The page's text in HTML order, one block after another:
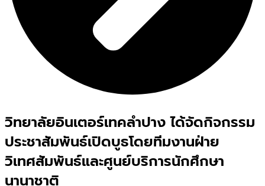
วิทยาลัยอินเตอร์เทคลำปาง ได้จัดกิจกรรม
ประชาสัมพันธ์เปิดบูธโดยทีมงานฝ่าย
วิเทศสัมพันธ์และศูนย์บริการนักศึกษา
นานาชาติ